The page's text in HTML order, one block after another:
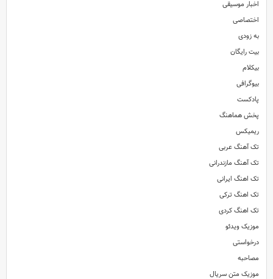
اخبار موسیقی
اختصاصی
به زودی
بیت رایگان
بیکلام
بیوگرافی
پادکست
پخش هماهنگ
ریمیکس
تک آهنگ عربی
تک آهنگ مازندرانی
تک اهنگ ایرانی
تک اهنگ ترکی
تک اهنگ کردی
موزیک ویدئو
درخواستی
مصاحبه
موزیک متن سریال